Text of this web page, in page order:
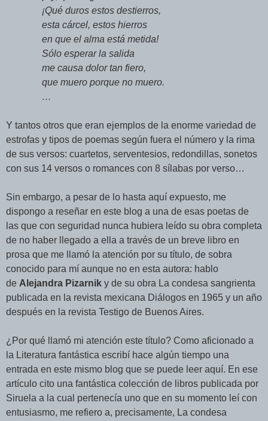
¡Qué duros estos destierros,
esta cárcel, estos hierros
en que el alma está metida!
Sólo esperar la salida
me causa dolor tan fiero,
que muero porque no muero.
…
Y tantos otros que eran ejemplos de la enorme variedad de
estrofas y tipos de poemas según fuera el número y la rima
de sus versos: cuartetos, serventesios, redondillas, sonetos
con sus 14 versos o romances con 8 sílabas por verso…
Sin embargo, a pesar de lo hasta aquí expuesto, me
dispongo a reseñar en este blog a una de esas poetas de
las que con seguridad nunca hubiera leído su obra completa
de no haber llegado a ella a través de un breve libro en
prosa que me llamó la atención por su título, de sobra
conocido para mí aunque no en esta autora: hablo
de Alejandra Pizarnik y de su obra La condesa sangrienta
publicada en la revista mexicana Diálogos en 1965 y un año
después en la revista Testigo de Buenos Aires.
¿Por qué llamó mi atención este título? Como aficionado a
la Literatura fantástica escribí hace algún tiempo una
entrada en este mismo blog que se puede leer aquí. En ese
artículo cito una fantástica colección de libros publicada por
Siruela a la cual pertenecía uno que en su momento leí con
entusiasmo, me refiero a, precisamente, La condesa